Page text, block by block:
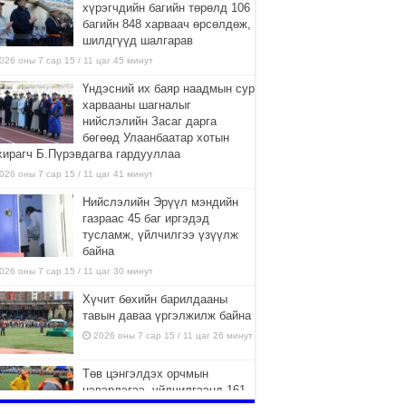
хүрэгчдийн багийн төрөлд 106
багийн 848 харваач өрсөлдөж,
шилдгүүд шалгарав
оны 7 сар 15 / 11 цаг 45 минут
Үндэсний их баяр наадмын сур
харвааны шагналыг
нийслэлийн Засаг дарга
бөгөөд Улаанбаатар хотын
Б.Пүрэвдагва гардууллаа
оны 7 сар 15 / 11 цаг 41 минут
Нийслэлийн Эрүүл мэндийн
газраас 45 баг иргэдэд
тусламж, үйлчилгээ үзүүлж
байна
оны 7 сар 15 / 11 цаг 30 минут
Хүчит бөхийн барилдааны
тавын даваа үргэлжилж байна
2026 оны 7 сар 15 / 11 цаг 26 минут
Төв цэнгэлдэх орчмын
цэвэрлэгээ, үйлчилгээнд 161
ажилтан, 27 техниктэй